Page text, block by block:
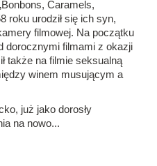
Caramels,
roku urodził się ich syn,
filmowej. Na początku
dorocznymi filmami z okazji
także na filmie seksualną
winem musującym a
już jako dorosły
na nowo...